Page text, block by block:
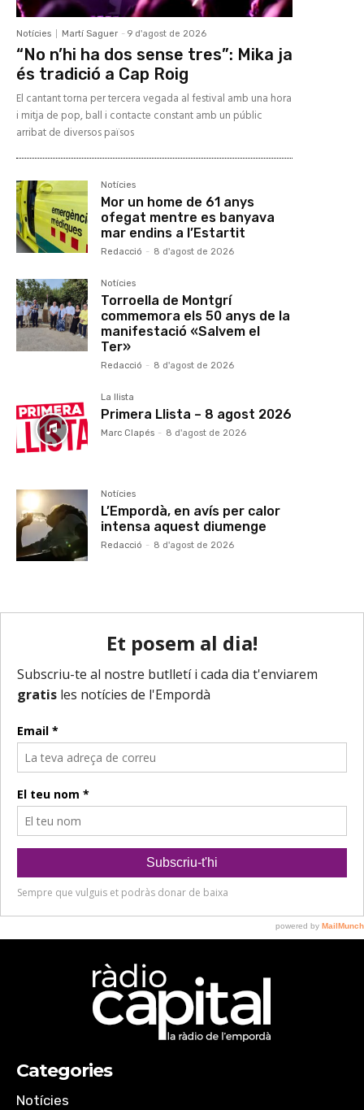
Notícies Martí Saguer - 9 d'agost de 2026
“No n’hi ha dos sense tres”: Mika ja
és tradició a Cap Roig
El cantant torna per tercera vegada al festival amb una hora
i mitja de pop, ball i contacte constant amb un públic
arribat de diversos països
Notícies
Mor un home de 61 anys
ofegat mentre es banyava
mar endins a l’Estartit
Redacció - 8 d'agost de 2026
Notícies
Torroella de Montgrí
commemora els 50 anys de la
manifestació «Salvem el
Ter»
Redacció - 8 d'agost de 2026
La llista
Primera Llista – 8 agost 2026
Marc Clapés - 8 d'agost de 2026
Notícies
L’Empordà, en avís per calor
intensa aquest diumenge
Redacció - 8 d'agost de 2026
Categories
Notícies